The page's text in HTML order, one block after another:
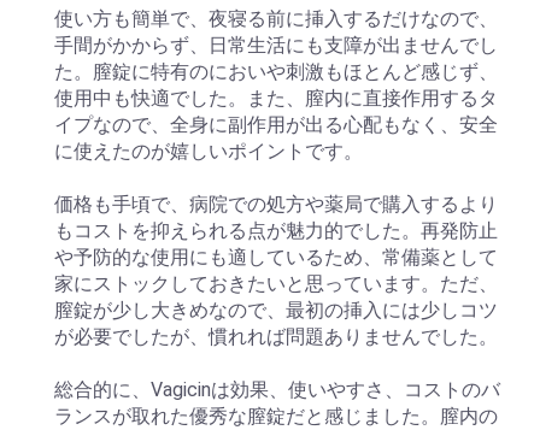
使い方も簡単で、夜寝る前に挿入するだけなので、
手間がかからず、日常生活にも支障が出ませんでし
た。膣錠に特有のにおいや刺激もほとんど感じず、
使用中も快適でした。また、膣内に直接作用するタ
イプなので、全身に副作用が出る心配もなく、安全
に使えたのが嬉しいポイントです。
価格も手頃で、病院での処方や薬局で購入するより
もコストを抑えられる点が魅力的でした。再発防止
や予防的な使用にも適しているため、常備薬として
家にストックしておきたいと思っています。ただ、
膣錠が少し大きめなので、最初の挿入には少しコツ
が必要でしたが、慣れれば問題ありませんでした。
総合的に、Vagicinは効果、使いやすさ、コストのバ
ランスが取れた優秀な膣錠だと感じました。膣内の